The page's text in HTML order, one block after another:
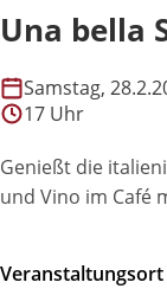
Una bella
Samstag,
17 Uhr
Genießt die
und Vino im Café
Veranstaltungsort